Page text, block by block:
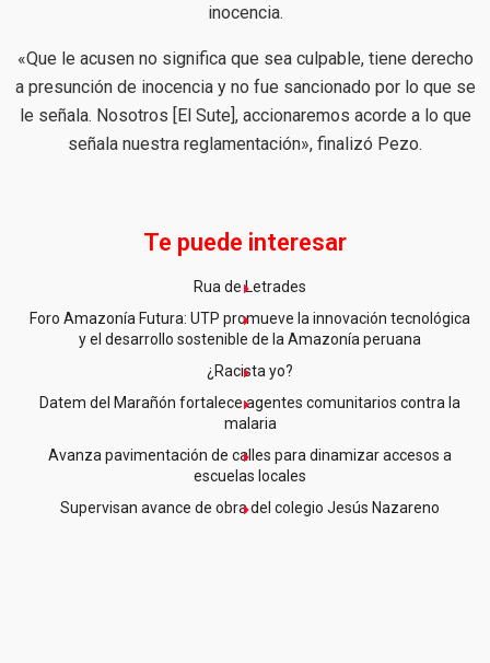
inocencia.
«Que le acusen no significa que sea culpable, tiene derecho
a presunción de inocencia y no fue sancionado por lo que se
le señala. Nosotros [El Sute], accionaremos acorde a lo que
señala nuestra reglamentación», finalizó Pezo.
Te puede interesar
Rua de Letrades
Foro Amazonía Futura: UTP promueve la innovación tecnológica
y el desarrollo sostenible de la Amazonía peruana
¿Racista yo?
Datem del Marañón fortalece agentes comunitarios contra la
malaria
Avanza pavimentación de calles para dinamizar accesos a
escuelas locales
Supervisan avance de obra del colegio Jesús Nazareno